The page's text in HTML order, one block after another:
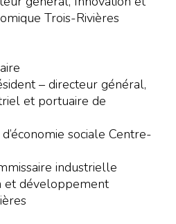
Trois-Rivières
– directeur général,
et portuaire de
sociale Centre-
industrielle
et développement